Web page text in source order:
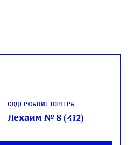
Содержание номера
Лехаим № 8 (412)